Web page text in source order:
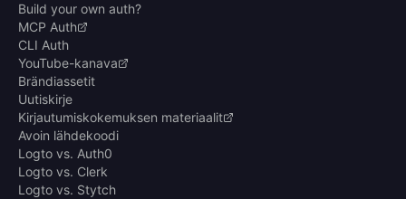
Build your own auth?
MCP Auth
CLI Auth
YouTube-kanava
Brändiassetit
Uutiskirje
Kirjautumiskokemuksen materiaalit
Avoin lähdekoodi
Logto vs. Auth0
Logto vs. Clerk
Logto vs. Stytch